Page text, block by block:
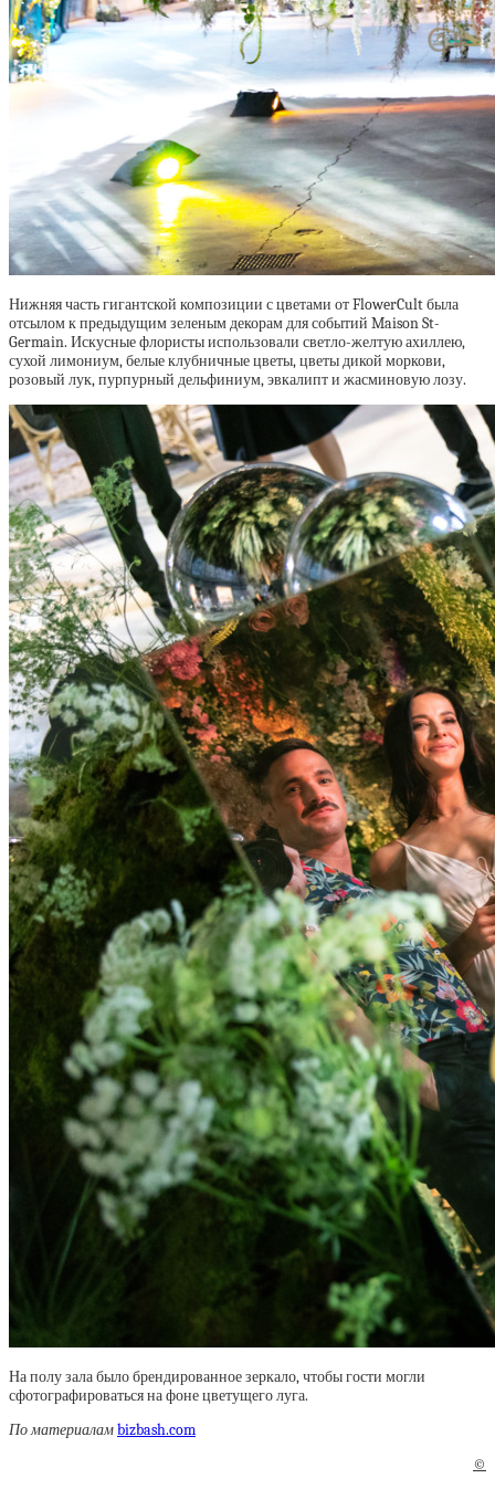
Нижняя часть гигантской композиции с цветами от FlowerCult была
отсылом к предыдущим зеленым декорам для событий Maison St-
Germain. Искусные флористы использовали светло-желтую ахиллею,
сухой лимониум, белые клубничные цветы, цветы дикой моркови,
розовый лук, пурпурный дельфиниум, эвкалипт и жасминовую лозу.
На полу зала было брендированное зеркало, чтобы гости могли
сфотографироваться на фоне цветущего луга.
По материаламbizbash.com
©